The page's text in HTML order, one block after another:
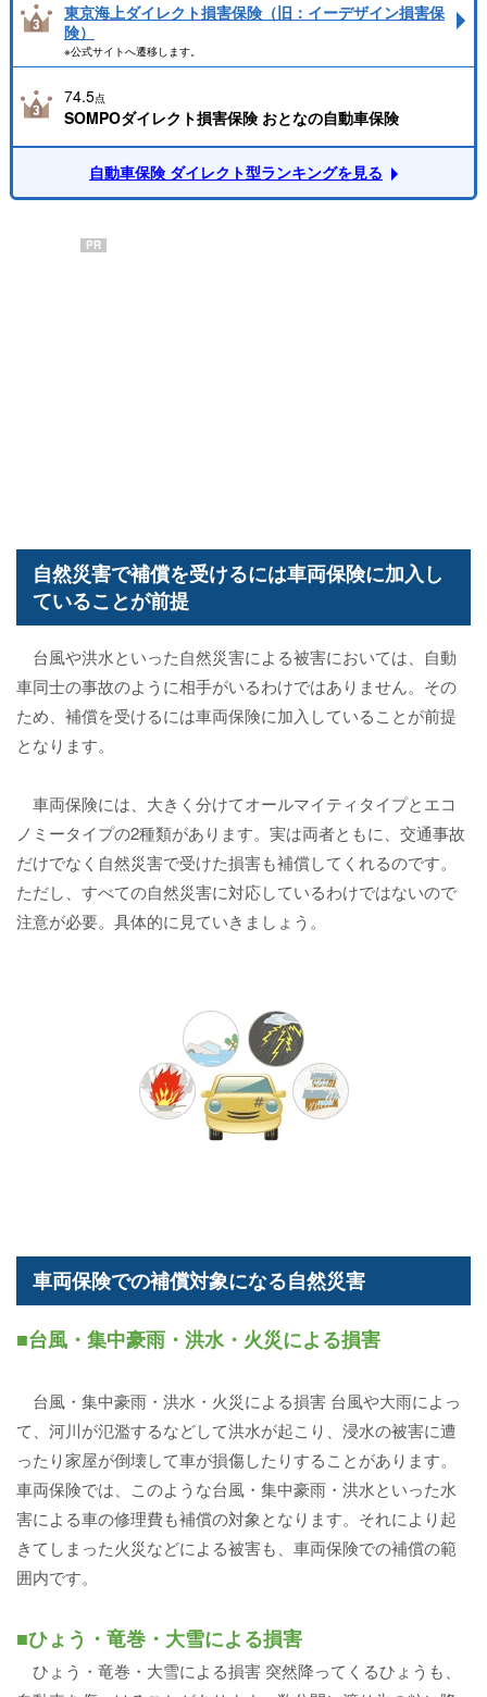
東京海上ダイレクト損害保険（旧：イーデザイン損害保
険）
※公式サイトへ遷移します。
74.5点
SOMPOダイレクト損害保険 おとなの自動車保険
自動車保険 ダイレクト型ランキングを見る
PR
自然災害で補償を受けるには車両保険に加入し
ていることが前提
台風や洪水といった自然災害による被害においては、自動
車同士の事故のように相手がいるわけではありません。その
ため、補償を受けるには車両保険に加入していることが前提
となります。
車両保険には、大きく分けてオールマイティタイプとエコ
ノミータイプの2種類があります。実は両者ともに、交通事故
だけでなく自然災害で受けた損害も補償してくれるのです。
ただし、すべての自然災害に対応しているわけではないので
注意が必要。具体的に見ていきましょう。
車両保険での補償対象になる自然災害
■台風・集中豪雨・洪水・火災による損害
台風・集中豪雨・洪水・火災による損害 台風や大雨によっ
て、河川が氾濫するなどして洪水が起こり、浸水の被害に遭
ったり家屋が倒壊して車が損傷したりすることがあります。
車両保険では、このような台風・集中豪雨・洪水といった水
害による車の修理費も補償の対象となります。それにより起
きてしまった火災などによる被害も、車両保険での補償の範
囲内です。
■ひょう・竜巻・大雪による損害
ひょう・竜巻・大雪による損害 突然降ってくるひょうも、